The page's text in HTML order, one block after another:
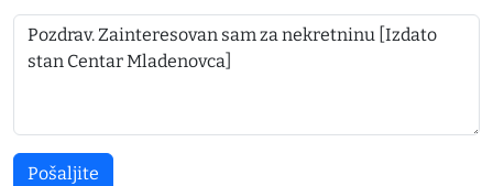
Pošaljite